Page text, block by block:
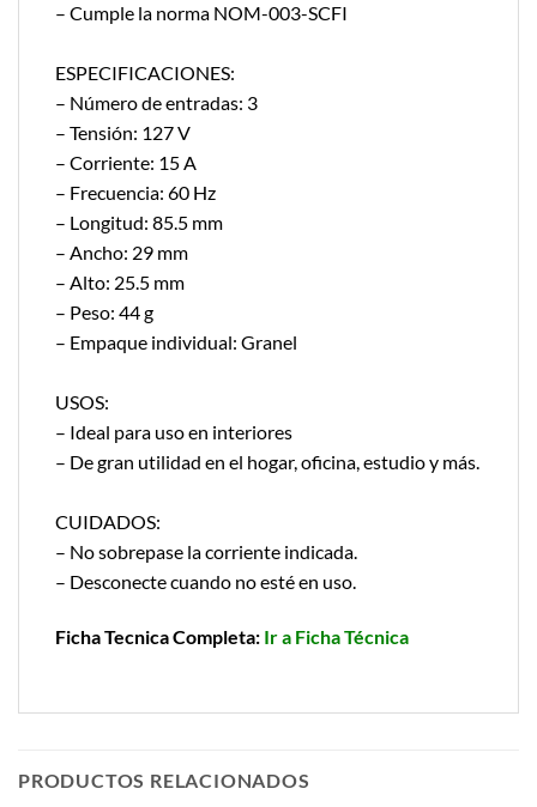
– Cumple la norma NOM-003-SCFI
ESPECIFICACIONES:
– Número de entradas: 3
– Tensión: 127 V
– Corriente: 15 A
– Frecuencia: 60 Hz
– Longitud: 85.5 mm
– Ancho: 29 mm
– Alto: 25.5 mm
– Peso: 44 g
– Empaque individual: Granel
USOS:
– Ideal para uso en interiores
– De gran utilidad en el hogar, oficina, estudio y más.
CUIDADOS:
– No sobrepase la corriente indicada.
– Desconecte cuando no esté en uso.
Ficha Tecnica Completa: Ir a Ficha Técnica
PRODUCTOS RELACIONADOS